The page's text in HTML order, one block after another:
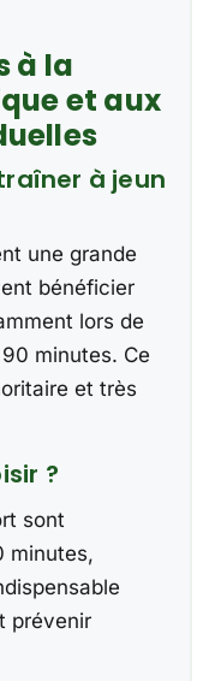
à la
et aux
à jeun
une grande
bénéficier
lors de
minutes. Ce
et très
?
sont
minutes,
prévenir